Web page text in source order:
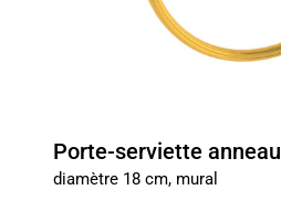
Porte-serviette anneau
diamètre 18 cm, mural